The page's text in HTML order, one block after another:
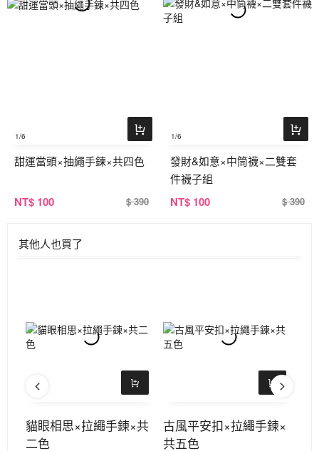
1/6
甜運當頭×抽繩手鍊×共四色
NT$ 100 $ 390
1/6
發財&如意×中筒襪×二雙套
件襪子組
NT$ 100 $ 390
其他人也買了
貓眼相思×拉繩手鍊×共
二色
古風平安扣×拉繩手鍊×
共五色